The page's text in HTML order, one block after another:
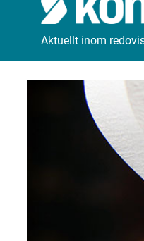
Aktuellt inom